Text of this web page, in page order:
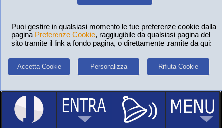
Puoi gestire in qualsiasi momento le tue preferenze cookie dalla
pagina Preferenze Cookie, raggiugibile da qualsiasi pagina del
sito tramite il link a fondo pagina, o direttamente tramite da qui:
Accetta Cookie Personalizza Rifiuta Cookie